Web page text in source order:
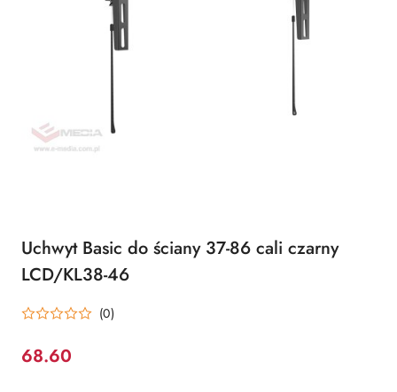
Uchwyt Basic do ściany 37-86 cali czarny
LCD/KL38-46
(0)
Cena:
68.60